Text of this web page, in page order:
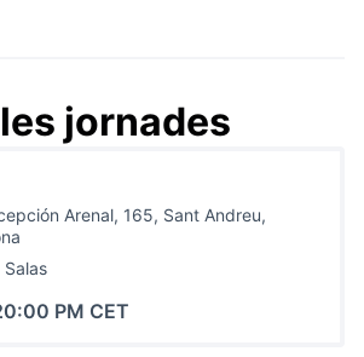
jornades
Arenal, 165, Sant Andreu,
PM CET
és un mapa que presenta els
Leaflet